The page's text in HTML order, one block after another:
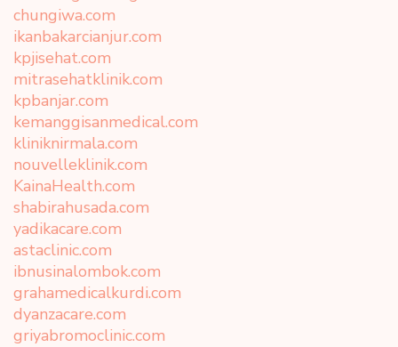
chungiwa.com
ikanbakarcianjur.com
kpjisehat.com
mitrasehatklinik.com
kpbanjar.com
kemanggisanmedical.com
kliniknirmala.com
nouvelleklinik.com
KainaHealth.com
shabirahusada.com
yadikacare.com
astaclinic.com
ibnusinalombok.com
grahamedicalkurdi.com
dyanzacare.com
griyabromoclinic.com